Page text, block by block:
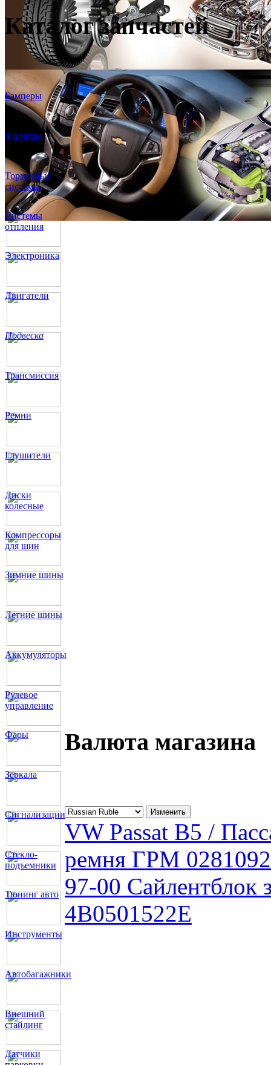
Каталог запчастей
Бамперы
Фильтры
Тормозные
системы
Системы
отпления
Электроника
Двигатели
Подвеска
Трансмиссия
Ремни
Глушители
Диски
колесные
Компрессоры
для шин
Зимние шины
Летние шины
Аккумуляторы
Рулевое
управление
Фары
Зеркала
Сигнализации
Стекло-
подъемники
Тюнинг авто
Инструменты
Автобагажники
Внешний
стайлинг
Датчики
Валюта магазина
VW Passat B5 /
ремня ГРМ
97-00 Сайлентблок
4B0501522E